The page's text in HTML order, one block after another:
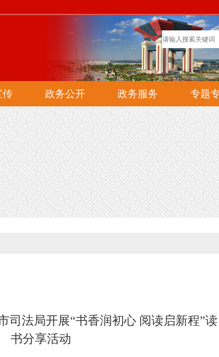
传 政务公开 政务服务 专题
司法局开展“书香润初心 阅读启新程”读
书分享活动